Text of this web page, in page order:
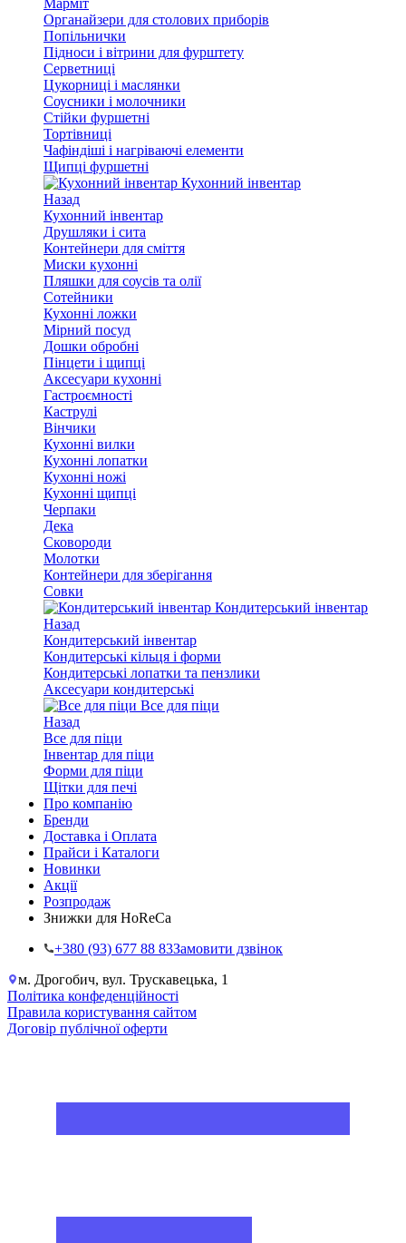
Органайзери для столових приборів
Попільнички
Підноси і вітрини для фурштету
Серветниці
Цукорниці і маслянки
Соусники і молочники
Стійки фуршетні
Тортівниці
Чафіндіші і нагріваючі елементи
Щипці фуршетні
Кухонний інвентар
Назад
Кухонний інвентар
Друшляки і сита
Контейнери для сміття
Миски кухонні
Пляшки для соусів та олії
Сотейники
Кухонні ложки
Мірний посуд
Дошки обробні
Пінцети і щипці
Аксесуари кухонні
Гастроємності
Каструлі
Вінчики
Кухонні вилки
Кухонні лопатки
Кухонні ножі
Кухонні щипці
Черпаки
Дека
Сковороди
Молотки
Контейнери для зберігання
Совки
Кондитерський інвентар
Назад
Кондитерський інвентар
Кондитерські кільця і форми
Кондитерські лопатки та пензлики
Аксесуари кондитерські
Все для піци
Назад
Все для піци
Інвентар для піци
Форми для піци
Щітки для печі
Про компанію
Бренди
Доставка і Оплата
Прайси і Каталоги
Новинки
Акції
Розпродаж
Знижки для HoReCa
+38‎0 (93) 677 88 83Замовити дзвінок
м. Дрогобич, вул. Трускавецька, 1
Політика конфеденційності
Правила користування сайтом
Договір публічної оферти